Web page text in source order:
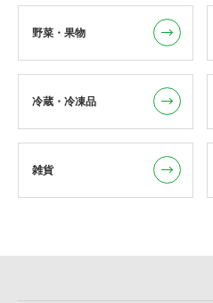
野菜・果物
冷蔵・冷凍品
雑貨